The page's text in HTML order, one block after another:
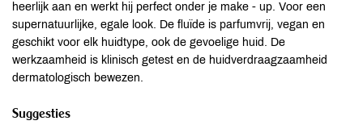
heerlijk aan en werkt hij perfect onder je make - up. Voor een
supernatuurlijke, egale look. De fluïde is parfumvrij, vegan en
geschikt voor elk huidtype, ook de gevoelige huid. De
werkzaamheid is klinisch getest en de huidverdraagzaamheid
dermatologisch bewezen.
Suggesties